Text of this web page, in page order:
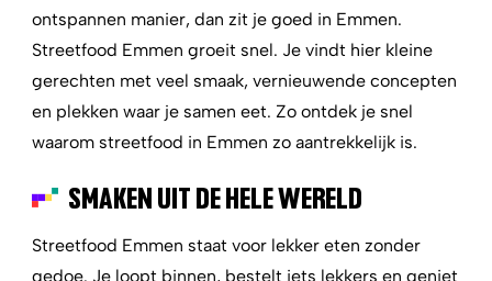
ontspannen manier, dan zit je goed in Emmen.
Streetfood Emmen groeit snel. Je vindt hier kleine
gerechten met veel smaak, vernieuwende concepten
en plekken waar je samen eet. Zo ontdek je snel
waarom streetfood in Emmen zo aantrekkelijk is.
SMAKEN UIT DE HELE WERELD
Streetfood Emmen staat voor lekker eten zonder
gedoe. Je loopt binnen, bestelt iets lekkers en geniet